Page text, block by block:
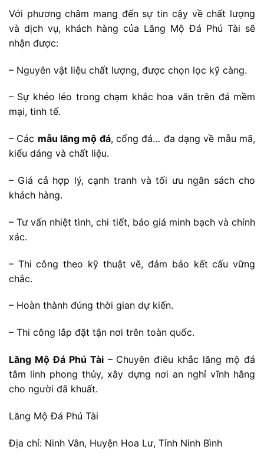
Với phương châm mang đến sự tin cậy về chất lượng
và dịch vụ, khách hàng của Lăng Mộ Đá Phú Tài sẽ
nhận được:
– Nguyên vật liệu chất lượng, được chọn lọc kỹ càng.
– Sự khéo léo trong chạm khắc hoa văn trên đá mềm
mại, tinh tế.
– Các mẫu lăng mộ đá, cổng đá… đa dạng về mẫu mã,
kiểu dáng và chất liệu.
– Giá cả hợp lý, cạnh tranh và tối ưu ngân sách cho
khách hàng.
– Tư vấn nhiệt tình, chi tiết, báo giá minh bạch và chính
xác.
– Thi công theo kỹ thuật vẽ, đảm bảo kết cấu vững
chắc.
– Hoàn thành đúng thời gian dự kiến.
– Thi công lắp đặt tận nơi trên toàn quốc.
Lăng Mộ Đá Phú Tài– Chuyên điêu khắc lăng mộ đá
tâm linh phong thủy, xây dựng nơi an nghỉ vĩnh hằng
cho người đã khuất.
Lăng Mộ Đá Phú Tài
Địa chỉ: Ninh Vân, Huyện Hoa Lư, Tỉnh Ninh Bình